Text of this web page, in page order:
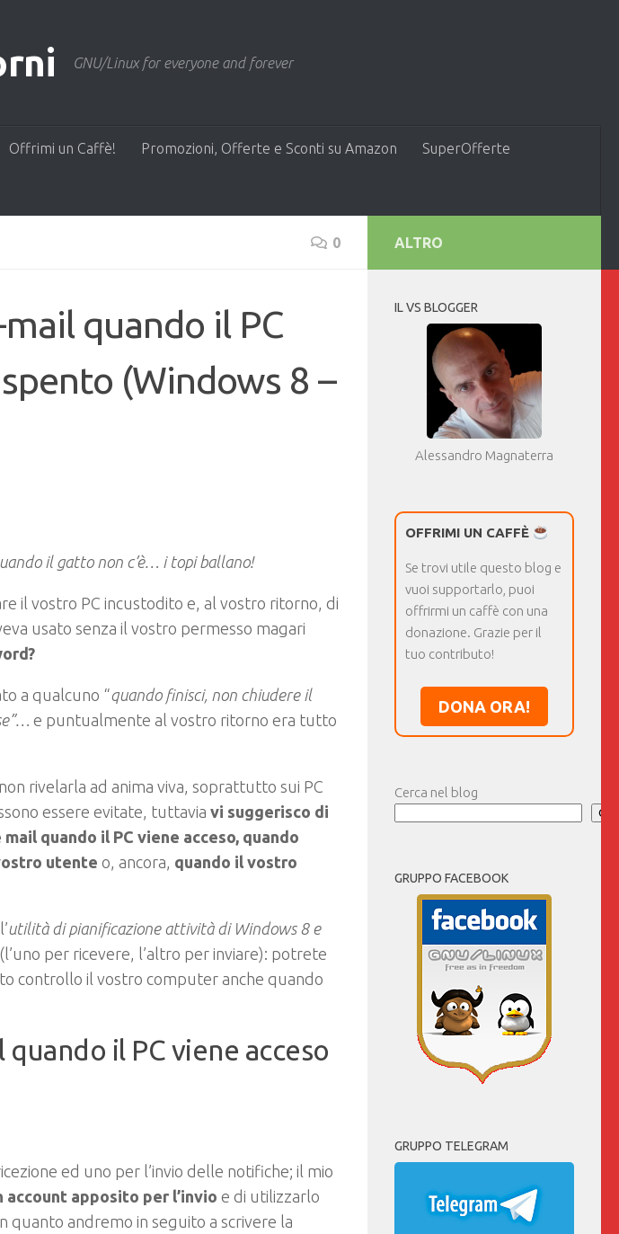
GNU/Linux for everyone and forever
Offrimi un Caffè! Promozioni, Offerte e Sconti su Amazon SuperOfferte
0
quando il PC
(Windows 8 –
il gatto non c’è… i topi ballano!
il vostro PC incustodito e, al vostro ritorno, di
usato senza il vostro permesso magari
a qualcuno “quando finisci, non chiudere il
e puntualmente al vostro ritorno era tutto
rivelarla ad anima viva, soprattutto sui PC
essere evitate, tuttavia vi suggerisco di
quando il PC viene acceso, quando
utente o, ancora, quando il vostro
utilità di pianificazione attività di Windows 8 e
per ricevere, l’altro per inviare): potrete
controllo il vostro computer anche quando
il PC viene acceso
ed uno per l’invio delle notifiche; il mio
account apposito per l’invio e di utilizzarlo
quanto andremo in seguito a scrivere la
ALTRO
IL VS BLOGGER
Alessandro Magnaterra
OFFRIMI UN CAFFÈ
Se trovi utile questo blog e
vuoi supportarlo, puoi
offrirmi un caffè con una
donazione. Grazie per il
tuo contributo!
DONA ORA!
Cerca nel blog
GRUPPO FACEBOOK
GRUPPO TELEGRAM